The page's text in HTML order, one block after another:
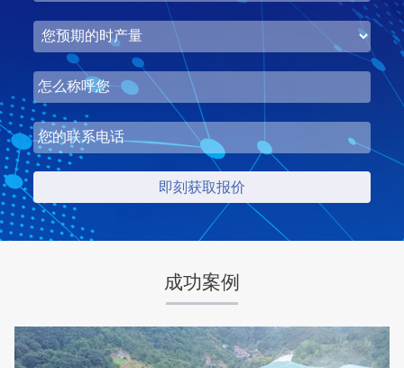
成功案例
湖北省梦皓矿业时产2000吨砂石骨料生产线
项目坐标
湖北省荆州市
设计产能
时产2000吨
项目业主
梦皓矿业
生产原料
石灰岩
咨询该项目执行经理